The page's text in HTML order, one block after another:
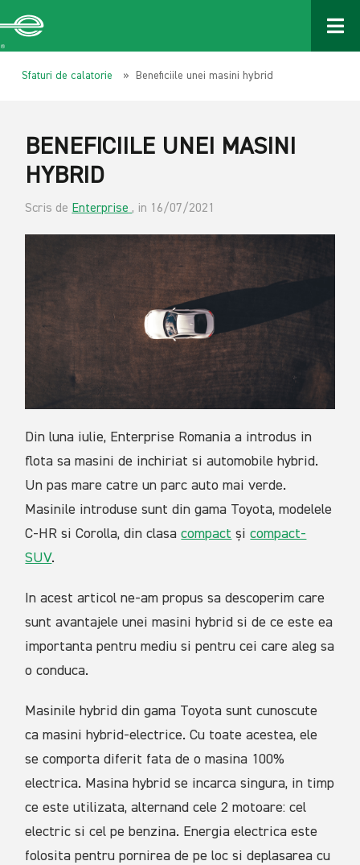
Sfaturi de calatorie » Beneficiile unei masini hybrid
BENEFICIILE UNEI MASINI
HYBRID
Scris de Enterprise , in 16/07/2021
Din luna iulie, Enterprise Romania a introdus in
flota sa masini de inchiriat si automobile hybrid.
Un pas mare catre un parc auto mai verde.
Masinile introduse sunt din gama Toyota, modelele
C-HR si Corolla, din clasacompact șicompact-
SUV.
In acest articol ne-am propus sa descoperim care
sunt avantajele unei masini hybrid si de ce este ea
importanta pentru mediu si pentru cei care aleg sa
o conduca.
Masinile hybrid din gama Toyota sunt cunoscute
ca masini hybrid-electrice. Cu toate acestea, ele
se comporta diferit fata de o masina 100%
electrica. Masina hybrid se incarca singura, in timp
ce este utilizata, alternand cele 2 motoare: cel
electric si cel pe benzina. Energia electrica este
folosita pentru pornirea de pe loc si deplasarea cu